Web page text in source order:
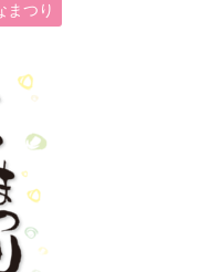
まつり